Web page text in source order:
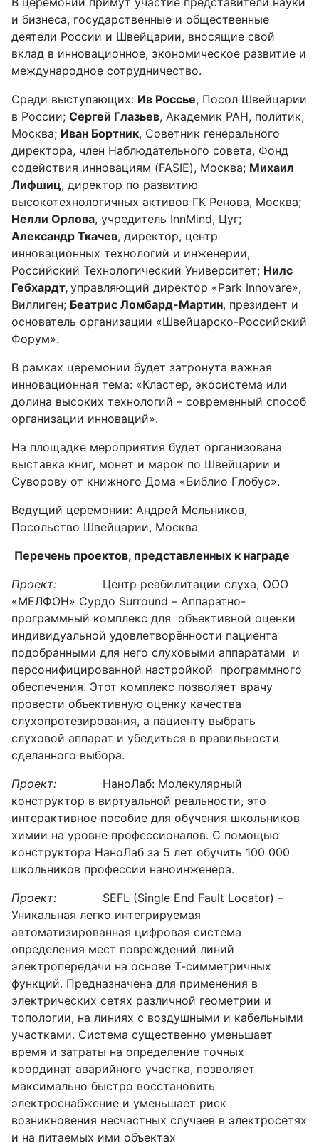
и бизнеса, государственные и общественные
деятели России и Швейцарии, вносящие свой
вклад в инновационное, экономическое развитие и
международное сотрудничество.
Среди выступающих: Ив Россье, Посол Швейцарии
в России; Сергей Глазьев, Академик РАН, политик,
Москва; Иван Бортник, Советник генерального
директора, член Наблюдательного совета, Фонд
содействия инновациям (FASIE), Москва; Михаил
Лифшиц, директор по развитию
высокотехнологичных активов ГК Ренова, Москва;
Нелли Орлова, учредитель InnMind, Цуг;
Александр Ткачев, директор, центр
инновационных технологий и инженерии,
Российский Технологический Университет; Нилс
Гебхардт, управляющий директор «Park Innovare»,
Виллиген; Беатрис Ломбард-Мартин, президент и
основатель организации «Швейцарско-Российский
Форум».
В рамках церемонии будет затронута важная
инновационная тема: «Кластер, экосистема или
долина высоких технологий – современный способ
организации инноваций».
На площадке мероприятия будет организована
выставка книг, монет и марок по Швейцарии и
Суворову от книжного Дома «Библио Глобус».
Ведущий церемонии: Андрей Мельников,
Посольство Швейцарии, Москва
Перечень проектов, представленных к награде
Проект: Центр реабилитации слуха, ООО
«МЕЛФОН» Сурдо Surround – Аппаратно-
программный комплекс для объективной оценки
индивидуальной удовлетворённости пациента
подобранными для него слуховыми аппаратами и
персонифицированной настройкой программного
обеспечения. Этот комплекс позволяет врачу
провести объективную оценку качества
слухопротезирования, а пациенту выбрать
слуховой аппарат и убедиться в правильности
сделанного выбора.
Проект:
НаноЛаб: Молекулярный
конструктор в виртуальной реальности, это
интерактивное пособие для обучения школьников
химии на уровне профессионалов. С помощью
конструктора НаноЛаб за 5 лет обучить 100 000
школьников профессии наноинженера.
Проект: SEFL (Single End Fault Locator) –
Уникальная легко интегрируемая
автоматизированная цифровая система
определения мест повреждений линий
электропередачи на основе Т-симметричных
функций. Предназначена для применения в
электрических сетях различной геометрии и
топологии, на линиях с воздушными и кабельными
участками. Система существенно уменьшает
время и затраты на определение точных
координат аварийного участка, позволяет
максимально быстро восстановить
электроснабжение и уменьшает риск
возникновения несчастных случаев в электросетях
и на питаемых ими объектах